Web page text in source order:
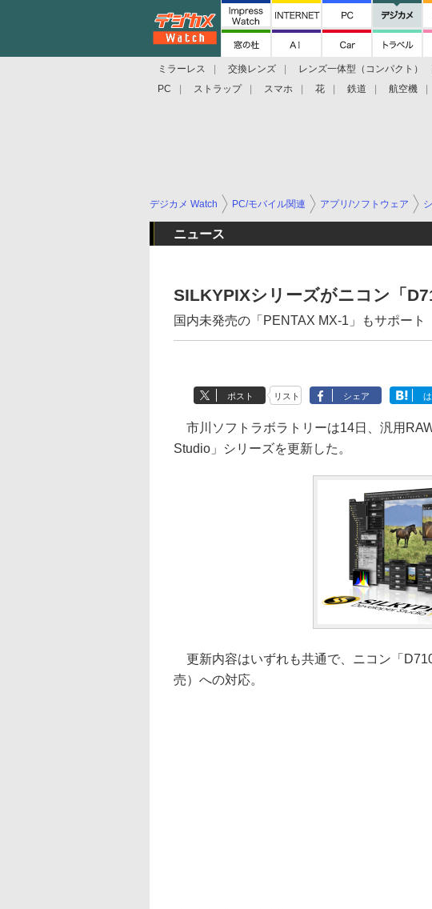
ミラーレス 交換レンズ レンズ一体型（コンパクト）
PC
ストラップ スマホ 花 鉄道 航空機
デジカメ Watch PC/モバイル関連 アプリ/ソフトウェア
ニュース
SILKYPIXシリーズがニコン「
国内未発売の「PENTAX MX-1」もサポート
ポスト リスト シェア
市川ソフトラボラトリーは14日、汎用
Studio」シリーズを更新した。
更新内容はいずれも共通で、ニコン「
売）への対応。